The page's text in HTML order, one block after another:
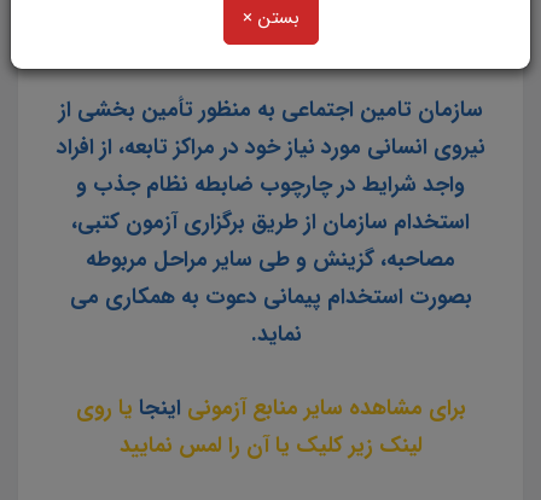
بستن ×
سازمان تامین اجتماعی به منظور تأمین بخشی از
نیروی انسانی مورد نیاز خود در مراکز تابعه، از افراد
واجد شرایط در چارچوب ضابطه نظام جذب و
استخدام سازمان از طریق برگزاری آزمون کتبی،
مصاحبه، گزینش و طی سایر مراحل مربوطه
بصورت استخدام پیمانی دعوت به همکاری می
نماید.
برای مشاهده سایر منابع آزمونی اینجا یا روی
لینک زیر کلیک یا آن را لمس نمایید